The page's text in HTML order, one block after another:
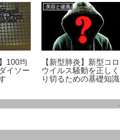
100均
イソー
美容と健康
【新型肺炎】新型コ
ウイルス騒動を正し
り切るための基礎知識